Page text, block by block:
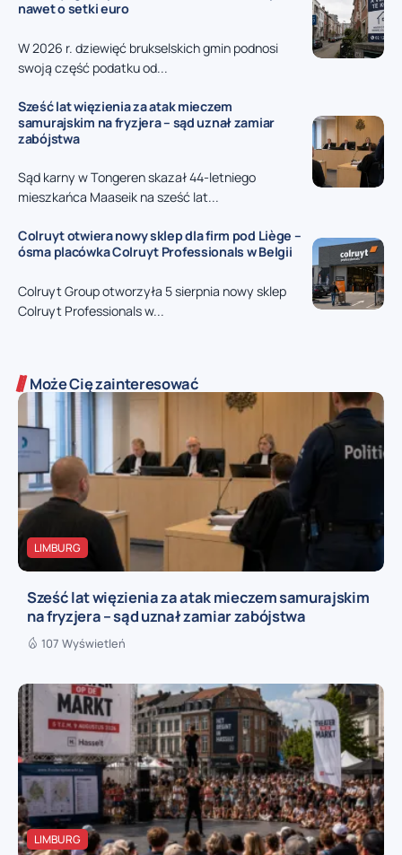
nawet o setki euro
W 2026 r. dziewięć brukselskich gmin podnosi
swoją część podatku od...
Sześć lat więzienia za atak mieczem
samurajskim na fryzjera – sąd uznał zamiar
zabójstwa
Sąd karny w Tongeren skazał 44-letniego
mieszkańca Maaseik na sześć lat...
Colruyt otwiera nowy sklep dla firm pod Liège –
ósma placówka Colruyt Professionals w Belgii
Colruyt Group otworzyła 5 sierpnia nowy sklep
Colruyt Professionals w...
Może Cię zainteresować
LIMBURG
Sześć lat więzienia za atak mieczem samurajskim
na fryzjera – sąd uznał zamiar zabójstwa
107 Wyświetleń
LIMBURG